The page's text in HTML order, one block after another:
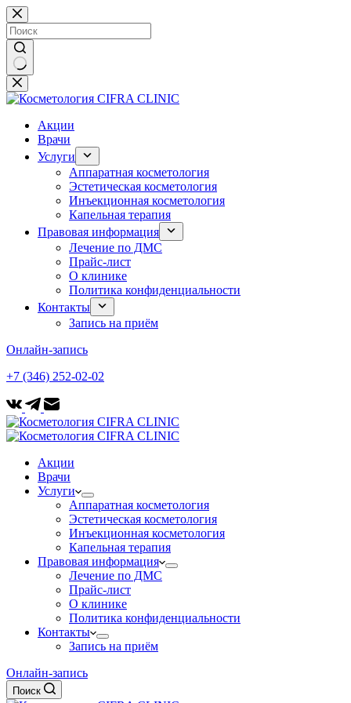
Перейти
к
сути
Ничего
не
Акции
Врачи
Услуги
Аппаратная косметология
Эстетическая косметология
Инъекционная косметология
Капельная терапия
Правовая информация
Лечение по ДМС
Прайс-лист
О клинике
Политика конфиденциальности
Контакты
Запись на приём
Онлайн-запись
+7 (346) 252-02-02
Акции
Врачи
Услуги
Аппаратная косметология
Эстетическая косметология
Инъекционная косметология
Капельная терапия
Правовая информация
Лечение по ДМС
Прайс-лист
О клинике
Политика конфиденциальности
Контакты
Запись на приём
Онлайн-запись
Поиск